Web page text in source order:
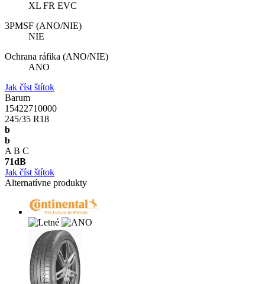
XL FR EVC
3PMSF (ANO/NIE)
NIE
Ochrana ráfika (ANO/NIE)
ANO
Jak číst štítok
Barum
15422710000
245/35 R18
b
b
A B C
71dB
Jak číst štítok
Alternatívne produkty